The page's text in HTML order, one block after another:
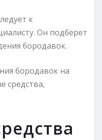
к
Он подберет
бородавок.